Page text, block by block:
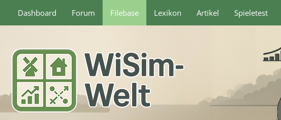
Dashboard Forum Filebase Lexikon Artikel Spieletest